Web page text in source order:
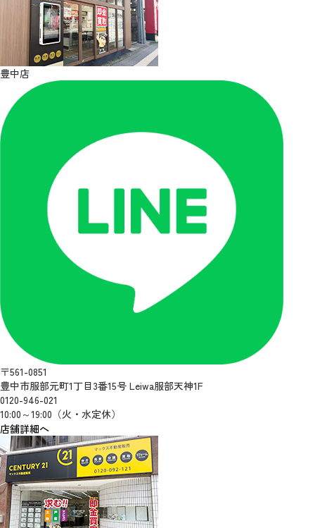
豊中店
〒561-0851
豊中市服部元町1丁目3番15号 Leiwa服部天神1F
0120-946-021
10:00～19:00（火・水定休）
店舗詳細へ